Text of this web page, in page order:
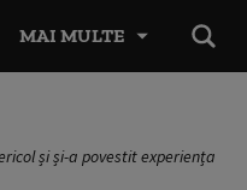
MAI MULTE
și și-a povestit experiența